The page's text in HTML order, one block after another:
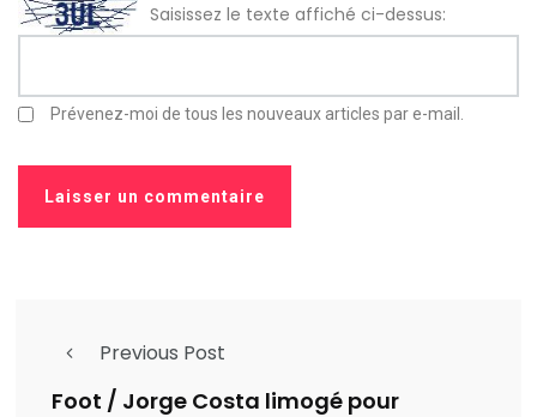
Saisissez le texte affiché ci-dessus:
Prévenez-moi de tous les nouveaux articles par e-mail.
Previous Post
Foot / Jorge Costa limogé pour